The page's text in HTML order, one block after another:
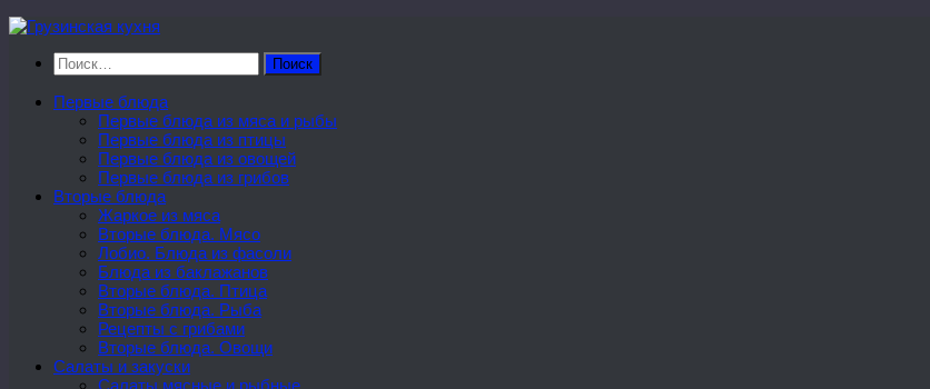
Перейти
содержимому
Найти:
Первые блюда
Первые блюда из мяса и рыбы
Первые блюда из птицы
Первые блюда из овощей
Первые блюда из грибов
Вторые блюда
Жаркое из мяса
Вторые блюда. Мясо
Лобио. Блюда из фасоли
Блюда из баклажанов
Вторые блюда. Птица
Вторые блюда. Рыба
Рецепты с грибами
Вторые блюда. Овощи
Салаты и закуски
Салаты мясные и рыбные